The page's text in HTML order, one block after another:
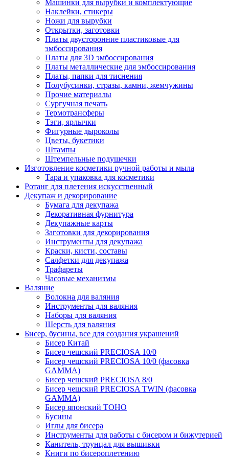
Машинки для вырубки и комплектующие
Наклейки, стикеры
Ножи для вырубки
Открытки, заготовки
Платы двусторонние пластиковые для
эмбоссирования
Платы для 3D эмбоссирования
Платы металлические для эмбоссирования
Платы, папки для тиснения
Полубусинки, стразы, камни, жемчужины
Прочие материалы
Сургучная печать
Термотрансферы
Тэги, ярлычки
Фигурные дыроколы
Цветы, букетики
Штампы
Штемпельные подушечки
Изготовление косметики ручной работы и мыла
Тара и упаковка для косметики
Ротанг для плетения искусственный
Декупаж и декорирование
Бумага для декупажа
Декоративная фурнитура
Декупажные карты
Заготовки для декорирования
Инструменты для декупажа
Краски, кисти, составы
Салфетки для декупажа
Трафареты
Часовые механизмы
Валяние
Волокна для валяния
Инструменты для валяния
Наборы для валяния
Шерсть для валяния
Бисер, бусины, все для создания украшений
Бисер Китай
Бисер чешский PRECIOSA 10/0
Бисер чешский PRECIOSA 10/0 (фасовка
GAMMA)
Бисер чешский PRECIOSA 8/0
Бисер чешский PRECIOSA TWIN (фасовка
GAMMA)
Бисер японский TOHO
Бусины
Иглы для бисера
Инструменты для работы с бисером и бижутерией
Канитель, трунцал для вышивки
Книги по бисероплетению